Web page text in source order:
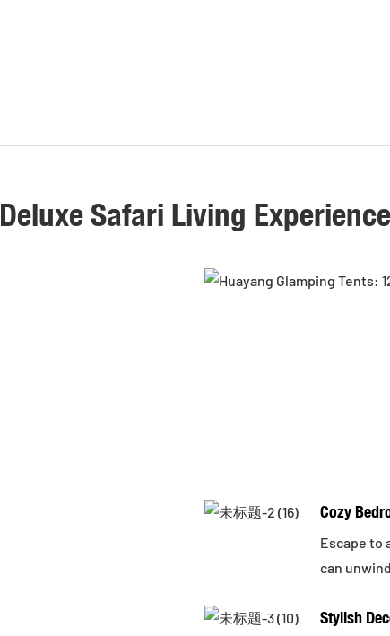
Deluxe Safari Living Experience
Cozy
Escape to
can
Stylish